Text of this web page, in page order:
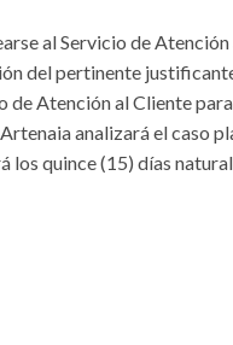
al Servicio de
del pertinente
Atención al Cliente
analizará el caso
los quince (15) días